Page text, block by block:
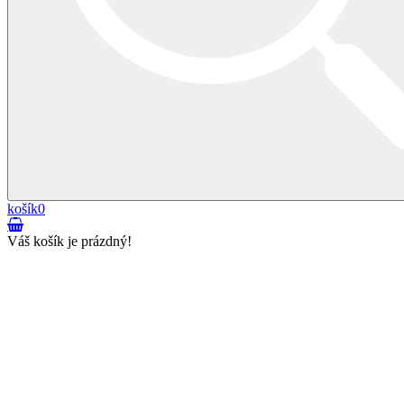
košík0
Váš košík je prázdný!